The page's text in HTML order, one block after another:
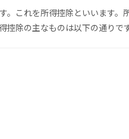
これを所得控除といいます
控除の主なものは以下の通りで